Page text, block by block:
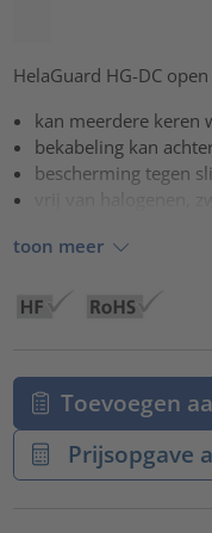
HelaGuard HG-DC
kan meerdere keren
bekabeling kan
bescherming tegen
vrij van halogenen,
toon meer
Toevoegen
Prijsopgave